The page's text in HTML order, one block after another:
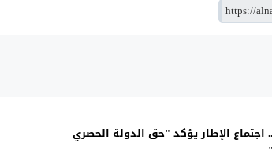
الإطار يؤكد "حق الدولة الحصري